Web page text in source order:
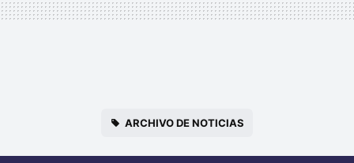
ARCHIVO DE NOTICIAS